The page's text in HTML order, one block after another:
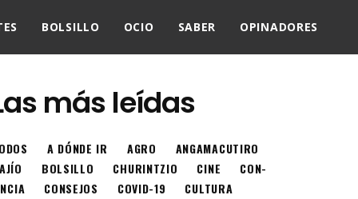
BOLSILLO OCIO SABER OPINADORES
más leídas
A DÓNDE IR AGRO
ANGAMACUTIRO
BOLSILLO CHURINTZIO CINE
CON-
CONSEJOS COVID-19
CULTURA